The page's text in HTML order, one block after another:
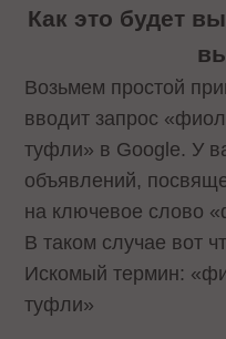
Как это будет
Возьмем простой
вводит запрос
туфли» в Google. У
объявлений,
на ключевое слово
В таком случае вот
Искомый термин:
туфли»